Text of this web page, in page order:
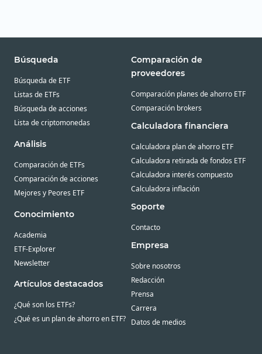
Búsqueda
Búsqueda de ETF
Listas de ETFs
Búsqueda de acciones
Lista de criptomonedas
Análisis
Comparación de ETFs
Comparación de acciones
Mejores y Peores ETF
Conocimiento
Academia
ETF-Explorer
Newsletter
Artículos destacados
¿Qué son los ETFs?
¿Qué es un plan de ahorro en ETF?
Comparación de
proveedores
Comparación planes de ahorro ETF
Comparación brokers
Calculadora financiera
Calculadora plan de ahorro ETF
Calculadora retirada de fondos ETF
Calculadora interés compuesto
Calculadora inflación
Soporte
Contacto
Empresa
Sobre nosotros
Redacción
Prensa
Carrera
Datos de medios